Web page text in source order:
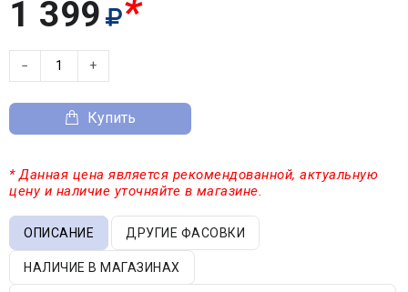
1 399 *
− +
Купить
* Данная цена является рекомендованной, актуальную
цену и наличие уточняйте в магазине.
ОПИСАНИЕ ДРУГИЕ ФАСОВКИ
НАЛИЧИЕ В МАГАЗИНАХ